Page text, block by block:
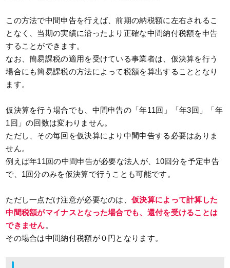
この方法で中間申告を行えば、前期の納税額に左右されるこ
となく、当期の実績に沿ったより正確な中間納付税額を申告
することができます。
なお、簡易課税の適用を受けている事業者は、仮決算を行う
場合にも簡易課税の方法によって税額を算出することとなり
ます。
仮決算を行う場合でも、中間申告の「年11回」「年3回」「年
1回」の回数は変わりません。
ただし、その毎回を仮決算により中間申告する必要はありま
せん。
例えば年11回の中間申告が必要な法人が、10回分を予定申告
で、1回分のみを仮決算で行うことも可能です。
ただし一点だけ注意が必要なのは、仮決算によって計算した
中間税額がマイナスとなった場合でも、還付を受けることは
できません。
その場合は中間納付税額が０円となります。